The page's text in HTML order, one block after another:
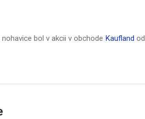
bol v akcii v obchode Kaufland od